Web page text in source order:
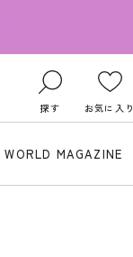
探す お気に入り
WORLD MAGAZINE